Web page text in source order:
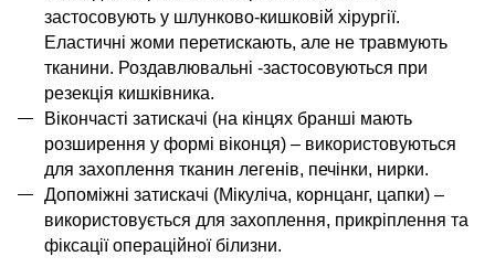
застосовують у шлунково-кишковій хірургії.
Еластичні жоми перетискають, але не травмують
тканини. Роздавлювальні -застосовуються при
резекція кишківника.
Вікончасті затискачі (на кінцях бранші мають
розширення у формі віконця) – використовуються
для захоплення тканин легенів, печінки, нирки.
Допоміжні затискачі (Мікуліча, корнцанг, цапки) –
використовується для захоплення, прикріплення та
фіксації операційної білизни.